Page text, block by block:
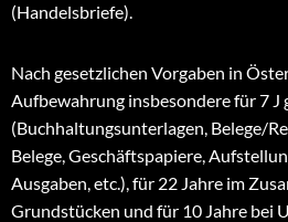
(Handelsbriefe).
Nach gesetzlichen Vorgaben in
Aufbewahrung insbesondere für 7 J
(Buchhaltungsunterlagen, Belege/
Belege, Geschäftspapiere,
Ausgaben, etc.), für 22 Jahre im
Grundstücken und für 10 Jahre bei